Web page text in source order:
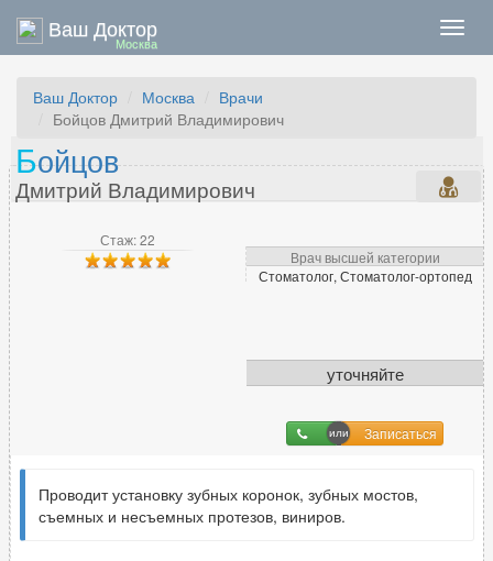
Ваш Доктор
Москва
Ваш Доктор Москва
Врачи
Бойцов Дмитрий Владимирович
Стаж: 22
Врач высшей категории
Стоматолог, Стоматолог-ортопед
уточняйте
Записаться
Бойцов
Дмитрий Владимирович
Проводит установку зубных коронок, зубных мостов,
съемных и несъемных протезов, виниров.